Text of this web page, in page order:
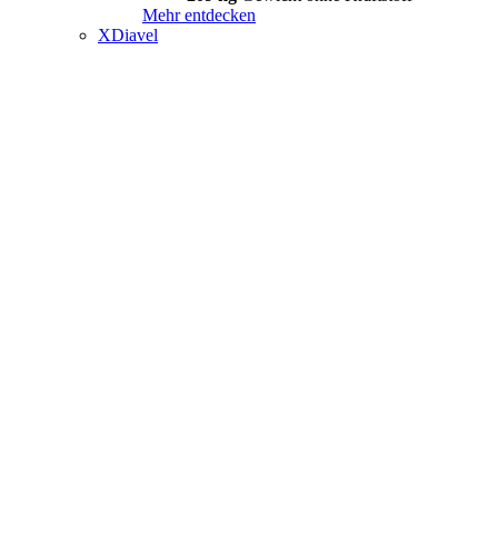
Mehr entdecken
XDiavel